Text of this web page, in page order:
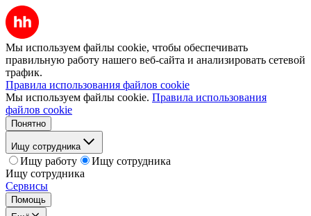
Мы используем файлы cookie, чтобы обеспечивать
правильную работу нашего веб-сайта и анализировать сетевой
трафик.
Правила использования файлов cookie
Мы используем файлы cookie. Правила использования
файлов cookie
Понятно
Ищу сотрудника
Ищу работу
Ищу сотрудника
Ищу сотрудника
Сервисы
Помощь